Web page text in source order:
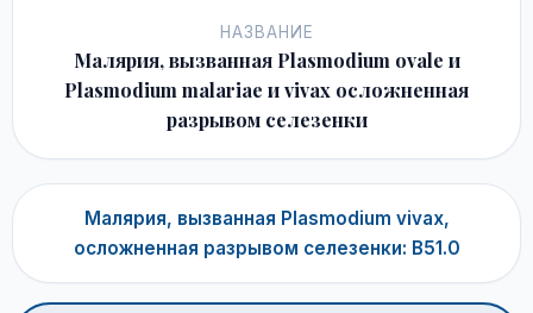
НАЗВАНИЕ
Малярия, вызванная Plasmodium ovale и
Plasmodium malariae и vivax осложненная
разрывом селезенки
Малярия, вызванная Plasmodium vivax,
осложненная разрывом селезенки: B51.0